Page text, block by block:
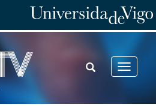
Toggle
TOGGLE
SEARCH